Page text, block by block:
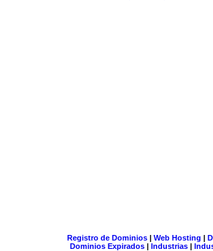
Registro de Dominios| Web Hosting |
Dominios Expirados | Industrias |